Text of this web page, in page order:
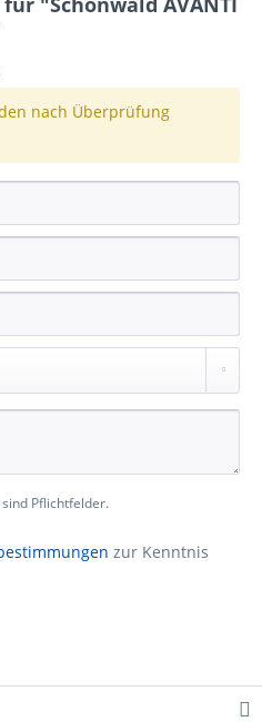
nach Überprüfung
Pflichtfelder.
zur Kenntnis